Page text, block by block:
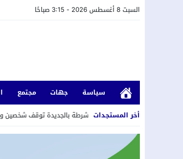
السبت 8 أغسطس 2026 - 3:15 صباحًا
سياسة جهات مجتمع
أخر المستجدات
المنازل..عناصر الشرطة بالجديدة توقف شخصين وتفتح بحثا